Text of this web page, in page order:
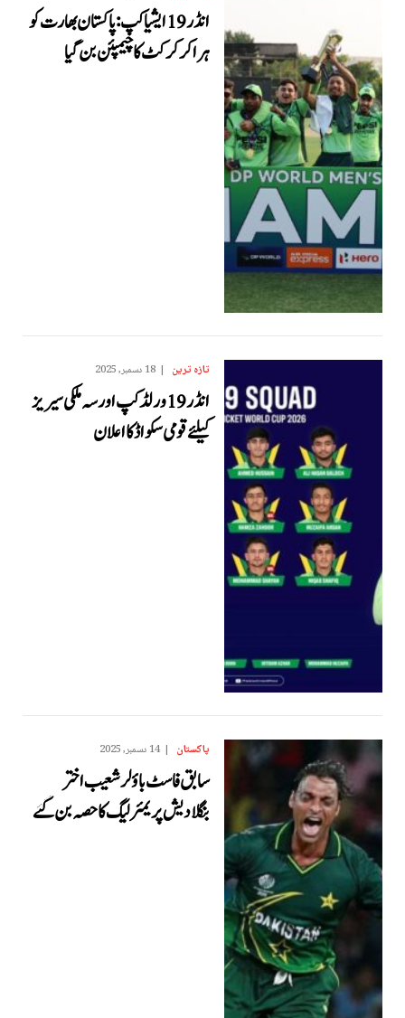
انڈر 19 ایشیا کپ: پاکستان بھارت کو
ہرا کر کرکٹ کا چیمپئن بن گیا
تازہ ترین 18 دسمبر, 2025
انڈر 19 ورلڈ کپ اور سہ ملکی سیریز
کیلئے قومی سکواڈ کا اعلان
پاکستان 14 دسمبر, 2025
سابق فاسٹ باؤلر شعیب اختر
بنگلادیش پریمئر لیگ کا حصہ بن گئے